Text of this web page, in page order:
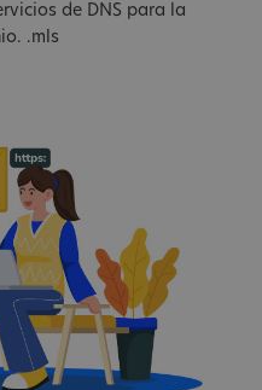
de DNS para la
.mls